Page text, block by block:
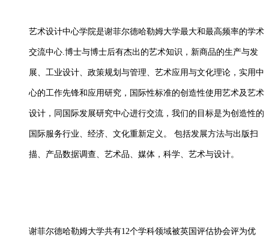
艺术设计中心学院是谢菲尔德哈勒姆大学最大和最高频率的学术
交流中心.博士与博士后有杰出的艺术知识，新商品的生产与发
展、工业设计、政策规划与管理、艺术应用与文化理论，实用中
心的工作先锋和应用研究，国际性标准的创造性使用艺术及艺术
设计，同国际发展研究中心进行交流，我们的目标是为创造性的
国际服务行业、经济、文化重新定义。 包括发展方法与出版扫
描、产品数据调查、艺术品、媒体，科学、艺术与设计。
谢菲尔德哈勒姆大学共有12个学科领域被英国评估协会评为优